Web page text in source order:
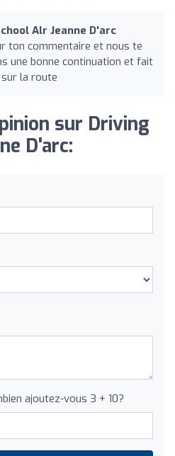
Alr Jeanne D'arc
ton commentaire et nous te
une bonne continuation et fait
la route
sur Driving
D'arc:
ajoutez-vous 3 + 10?